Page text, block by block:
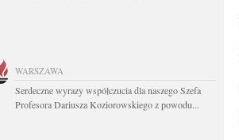
WARSZAWA
Serdeczne wyrazy współczucia dla naszego Szefa
Profesora Dariusza Koziorowskiego z powodu...